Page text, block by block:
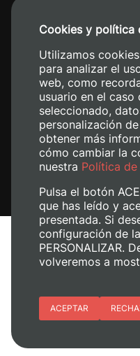
Cookies y política
Utilizamos
para analizar el
web, como
usuario en el caso
seleccionado,
personalización
obtener más
cómo cambiar la
nuestra Política
Pulsa el botón
que has leído y
presentada. Si
configuración de
PERSONALIZAR.
volveremos a
Esenciales
ACEPTAR